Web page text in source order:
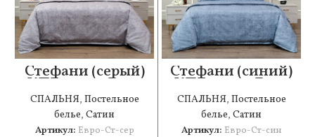
Стефани (серый)
КПБ сатин Евро
СПАЛЬНЯ, Постельное
белье, Сатин
Артикул: Евро-Ст-сер
Стефани (синий)
КПБ сатин Евро
СПАЛЬНЯ, Постельное
белье, Сатин
Артикул: Евро-Ст-син